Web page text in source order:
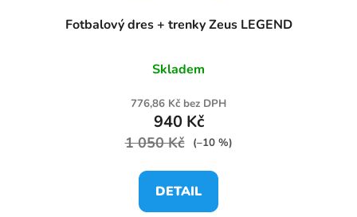
Fotbalový dres + trenky Zeus LEGEND
Skladem
776,86 Kč bez DPH
940 Kč
1 050 Kč (–10 %)
DETAIL